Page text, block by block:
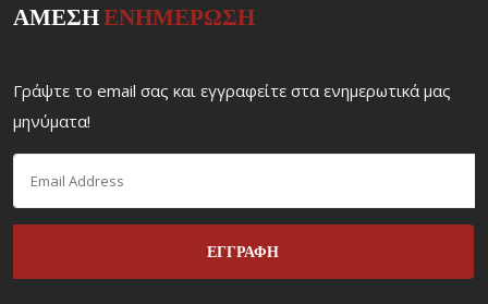
ΑΜΕΣΗΕΝΗΜΕΡΩΣΗ
Γράψτε το email σας και εγγραφείτε στα ενημερωτικά μας
μηνύματα!